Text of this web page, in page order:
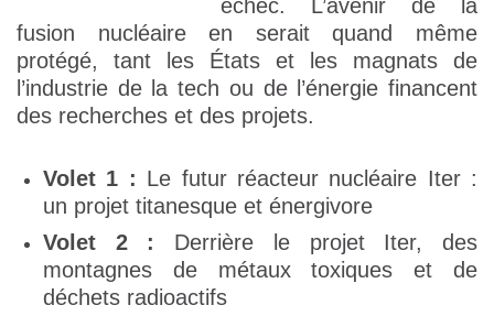
échec. L’avenir de la
fusion nucléaire en serait quand même
protégé, tant les États et les magnats de
l’industrie de la tech ou de l’énergie financent
des recherches et des projets.
Volet 1 : Le futur réacteur nucléaire Iter :
un projet titanesque et énergivore
Volet 2 :
Derrière le projet Iter, des
montagnes de métaux toxiques et de
déchets radioactifs